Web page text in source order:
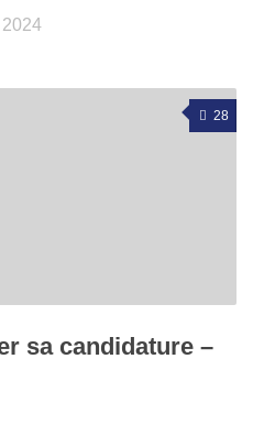
28
sa candidature –